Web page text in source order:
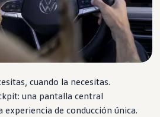
Taos
en tu camino
Cotizar
cuando la necesitas.
una pantalla central
experiencia de conducción única.